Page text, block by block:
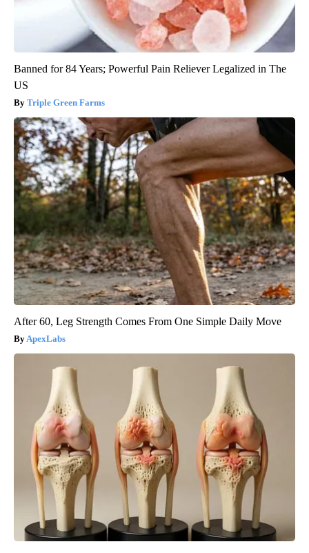
Banned for 84 Years; Powerful Pain Reliever Legalized in The
US
Triple Green Farms
After 60, Leg Strength Comes From One Simple Daily Move
ApexLabs